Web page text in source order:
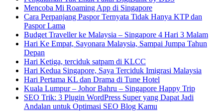
Mencoba Mi Roaming App di Singapore
Cara Perpanjang Paspor Ternyata Tidak Hanya KTP dan
Paspor Lama
Budget Traveller ke Malaysia – Singapore 4 Hari 3 Malam
Hari Ke Empat, Sayonara Malaysia, Sampai Jumpa Tahun
Depan
Hari Ketiga, terciduk satpam di KLCC
Hari Kedua Singapore, Saya Terciduk Imigrasi Malaysia
Hari Pertama KL dan Drama di Tune Hotel
Kuala Lumpur – Johor Bahru – Singapore Happy Trip
SEO Trik: 3 Plugin WordPress Super yang Dapat Jadi
Andalan untuk Optimasi SEO Blog Kamu